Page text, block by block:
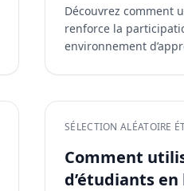
Découvrez comment
renforce la
environnement
SÉLECTION ALÉATOIRE
Comment
d’étudiants